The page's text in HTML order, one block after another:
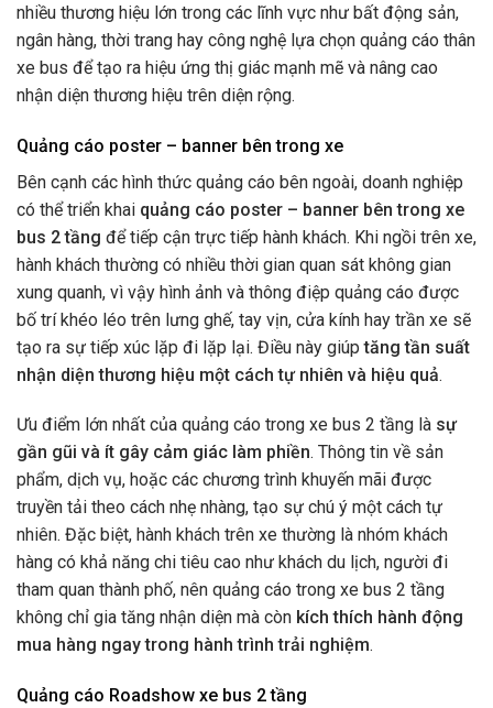
nhiều thương hiệu lớn trong các lĩnh vực như bất động sản,
ngân hàng, thời trang hay công nghệ lựa chọn quảng cáo thân
xe bus để tạo ra hiệu ứng thị giác mạnh mẽ và nâng cao
nhận diện thương hiệu trên diện rộng.
Quảng cáo poster – banner bên trong xe
Bên cạnh các hình thức quảng cáo bên ngoài, doanh nghiệp
có thể triển khai quảng cáo poster – banner bên trong xe
bus 2 tầng để tiếp cận trực tiếp hành khách. Khi ngồi trên xe,
hành khách thường có nhiều thời gian quan sát không gian
xung quanh, vì vậy hình ảnh và thông điệp quảng cáo được
bố trí khéo léo trên lưng ghế, tay vịn, cửa kính hay trần xe sẽ
tạo ra sự tiếp xúc lặp đi lặp lại. Điều này giúptăng tần suất
nhận diện thương hiệu một cách tự nhiên và hiệu quả.
Ưu điểm lớn nhất của quảng cáo trong xe bus 2 tầng là sự
gần gũi và ít gây cảm giác làm phiền. Thông tin về sản
phẩm, dịch vụ, hoặc các chương trình khuyến mãi được
truyền tải theo cách nhẹ nhàng, tạo sự chú ý một cách tự
nhiên. Đặc biệt, hành khách trên xe thường là nhóm khách
hàng có khả năng chi tiêu cao như khách du lịch, người đi
tham quan thành phố, nên quảng cáo trong xe bus 2 tầng
không chỉ gia tăng nhận diện mà còn kích thích hành động
mua hàng ngay trong hành trình trải nghiệm.
Quảng cáo Roadshow xe bus 2 tầng